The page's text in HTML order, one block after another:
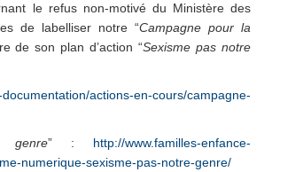
le refus non-motivé du Ministère des
de labelliser notre “Campagne pour la
de son plan d’action “Sexisme pas notre
actions-en-cours/campagne-
genre” : http://www.familles-enfance-
numerique-sexisme-pas-notre-genre/